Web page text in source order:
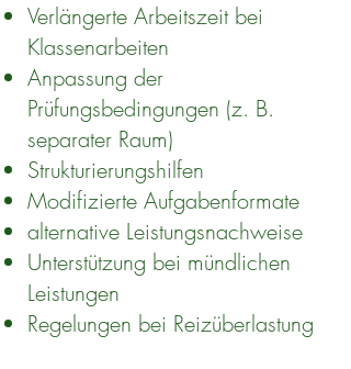
Verlängerte Arbeitszeit bei
Klassenarbeiten
Anpassung der
Prüfungsbedingungen (z. B.
separater Raum)
Strukturierungshilfen
Modifizierte Aufgabenformate
alternative Leistungsnachweise
Unterstützung bei mündlichen
Leistungen
Regelungen bei Reizüberlastung